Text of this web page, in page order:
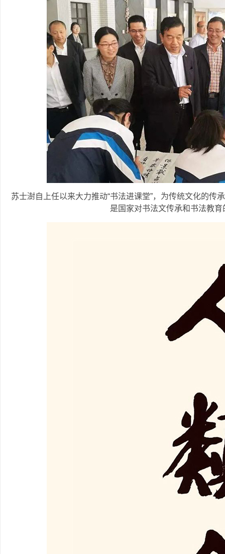
苏士澍自上任以来大力推动“书法进课堂”，为传统文化的传
是国家对书法文传承和书法教